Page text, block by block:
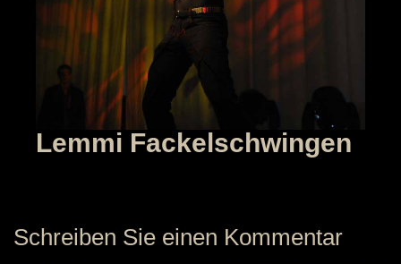
Lemmi Fackelschwingen
Schreiben Sie einen Kommentar